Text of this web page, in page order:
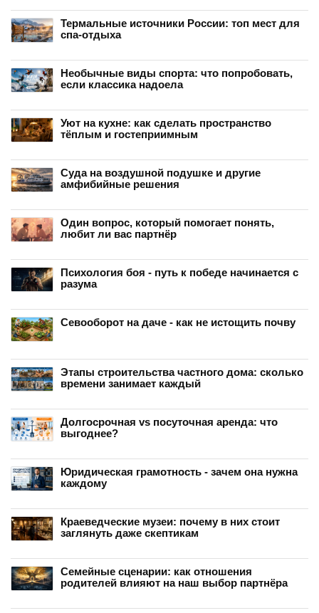
Термальные источники России: топ мест для
спа-отдыха
Необычные виды спорта: что попробовать,
если классика надоела
Уют на кухне: как сделать пространство
тёплым и гостеприимным
Суда на воздушной подушке и другие
амфибийные решения
Один вопрос, который помогает понять,
любит ли вас партнёр
Психология боя - путь к победе начинается с
разума
Севооборот на даче - как не истощить почву
Этапы строительства частного дома: сколько
времени занимает каждый
Долгосрочная vs посуточная аренда: что
выгоднее?
Юридическая грамотность - зачем она нужна
каждому
Краеведческие музеи: почему в них стоит
заглянуть даже скептикам
Семейные сценарии: как отношения
родителей влияют на наш выбор партнёра